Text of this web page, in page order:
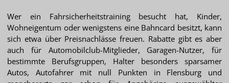
Wer ein Fahrsicherheitstraining besucht hat, Kinder,
Wohneigentum oder wenigstens eine Bahncard besitzt, kann
sich etwa über Preisnachlässe freuen. Rabatte gibt es aber
auch für Automobilclub-Mitglieder, Garagen-Nutzer, für
bestimmte Berufsgruppen, Halter besonders sparsamer
Autos, Autofahrer mit null Punkten in Flensburg und